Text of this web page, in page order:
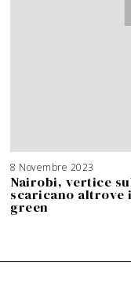
8 Novembre 2023
Nairobi, vertice
scaricano altrove
green